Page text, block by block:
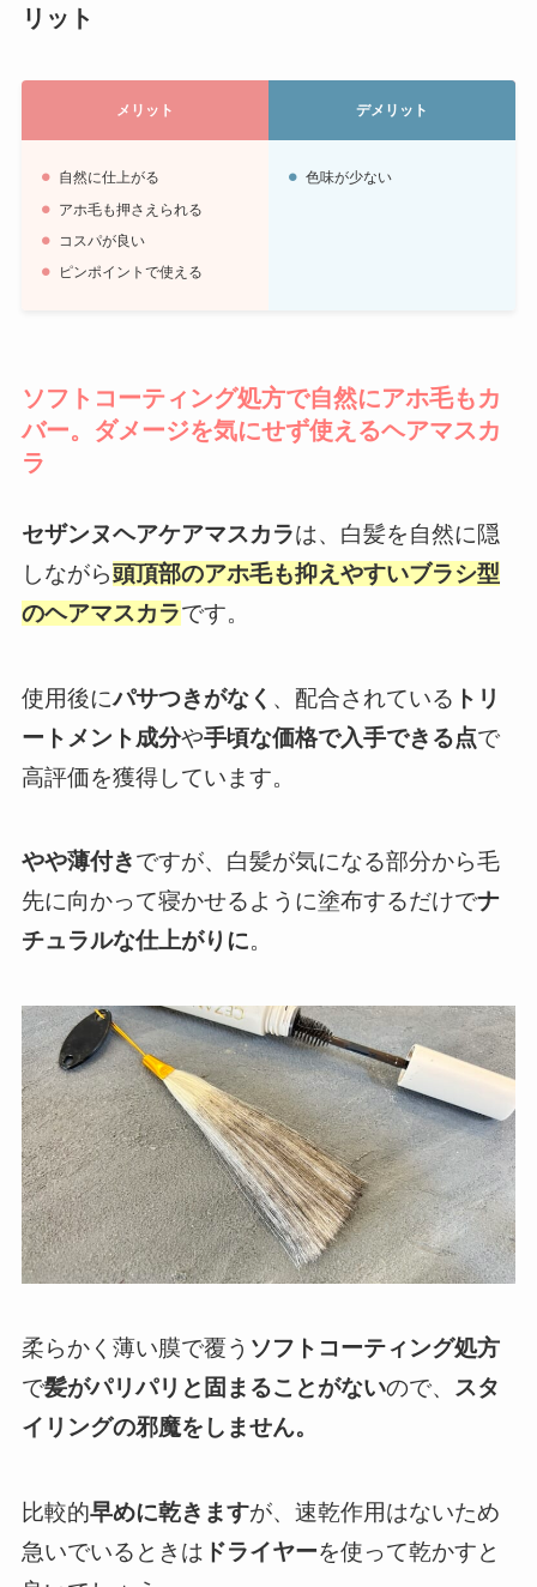
リット
メリット デメリット
自然に仕上がる
アホ毛も押さえられる
コスパが良い
ピンポイントで使える
色味が少ない
ソフトコーティング処方で自然にアホ毛もカ
バー。ダメージを気にせず使えるヘアマスカ
ラ
セザンヌヘアケアマスカラは、白髪を自然に隠
しながら頭頂部のアホ毛も抑えやすいブラシ型
のヘアマスカラです。
使用後にパサつきがなく 、配合されている トリ
ートメント成分や手頃な価格で入手できる点で
高評価を獲得しています。
やや薄付きですが、白髪が気になる部分から毛
先に向かって寝かせるように塗布するだけでナ
チュラルな仕上がりに。
柔らかく薄い膜で覆う ソフトコーティング処方
で髪がパリパリと固まることがないので、 スタ
イリングの邪魔をしません。
比較的早めに乾きますが、速乾作用はないため
急いでいるときは ドライヤーを使って乾かすと